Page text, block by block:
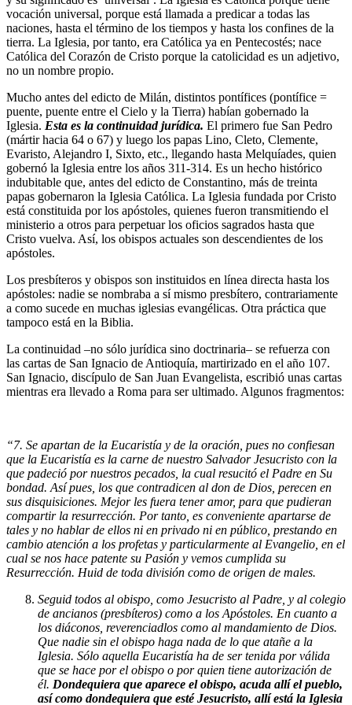
vocación universal, porque está llamada a predicar a todas las
naciones, hasta el término de los tiempos y hasta los confines de la
tierra. La Iglesia, por tanto, era Católica ya en Pentecostés; nace
Católica del Corazón de Cristo porque la catolicidad es un adjetivo,
no un nombre propio.
Mucho antes del edicto de Milán, distintos pontífices (pontífice =
puente, puente entre el Cielo y la Tierra) habían gobernado la
Iglesia. Esta es la continuidad jurídica. El primero fue San Pedro
(mártir hacia 64 o 67) y luego los papas Lino, Cleto, Clemente,
Evaristo, Alejandro I, Sixto, etc., llegando hasta Melquíades, quien
gobernó la Iglesia entre los años 311-314. Es un hecho histórico
indubitable que, antes del edicto de Constantino, más de treinta
papas gobernaron la Iglesia Católica. La Iglesia fundada por Cristo
está constituida por los apóstoles, quienes fueron transmitiendo el
ministerio a otros para perpetuar los oficios sagrados hasta que
Cristo vuelva. Así, los obispos actuales son descendientes de los
apóstoles.
Los presbíteros y obispos son instituidos en línea directa hasta los
apóstoles: nadie se nombraba a sí mismo presbítero, contrariamente
a como sucede en muchas iglesias evangélicas. Otra práctica que
tampoco está en la Biblia.
La continuidad –no sólo jurídica sino doctrinaria– se refuerza con
las cartas de San Ignacio de Antioquía, martirizado en el año 107.
San Ignacio, discípulo de San Juan Evangelista, escribió unas cartas
mientras era llevado a Roma para ser ultimado. Algunos fragmentos:
“7. Se apartan de la Eucaristía y de la oración, pues no confiesan
que la Eucaristía es la carne de nuestro Salvador Jesucristo con la
que padeció por nuestros pecados, la cual resucitó el Padre en Su
bondad. Así pues, los que contradicen al don de Dios, perecen en
sus disquisiciones. Mejor les fuera tener amor, para que pudieran
compartir la resurrección. Por tanto, es conveniente apartarse de
tales y no hablar de ellos ni en privado ni en público, prestando en
cambio atención a los profetas y particularmente al Evangelio, en el
cual se nos hace patente su Pasión y vemos cumplida su
Resurrección. Huid de toda división como de origen de males.
Seguid todos al obispo, como Jesucristo al Padre, y al colegio
de ancianos (presbíteros) como a los Apóstoles. En cuanto a
los diáconos, reverenciadlos como al mandamiento de Dios.
Que nadie sin el obispo haga nada de lo que atañe a la
Iglesia. Sólo aquella Eucaristía ha de ser tenida por válida
que se hace por el obispo o por quien tiene autorización de
él. Dondequiera que aparece el obispo, acuda allí el pueblo,
así como dondequiera que esté Jesucristo, allí está la Iglesia